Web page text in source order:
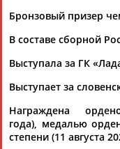
по гандболу Дарья
Дарьи Дмитриевойв
(Проект:Информационное
первом матче финала
... У ЦСКА больше
иДарья Дмитриева
Бронзовый призер
В составе сборной
Выступала за ГК
Выступает за
Награждена
года), медалью
степени (11 августа